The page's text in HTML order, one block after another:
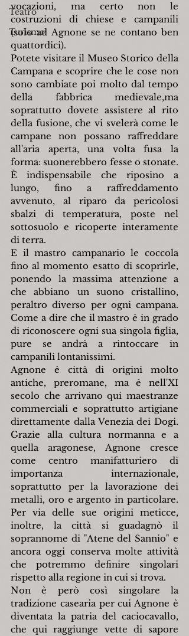
Teatro
Turismo
vocazioni, ma certo non le
costruzioni di chiese e campanili
(solo ad Agnone se ne contano ben
quattordici).
Potete visitare il Museo Storico della
Campana e scoprire che le cose non
sono cambiate poi molto dal tempo
della fabbrica medievale,ma
soprattutto dovete assistere al rito
della fusione, che vi svelerà come le
campane non possano raffreddare
all'aria aperta, una volta fusa la
forma: suonerebbero fesse o stonate.
È indispensabile che riposino a
lungo, fino a raffreddamento
avvenuto, al riparo da pericolosi
sbalzi di temperatura, poste nel
sottosuolo e ricoperte interamente
di terra.
E il mastro campanario le coccola
fino al momento esatto di scoprirle,
ponendo la massima attenzione a
che abbiano un suono cristallino,
peraltro diverso per ogni campana.
Come a dire che il mastro è in grado
di riconoscere ogni sua singola figlia,
pure se andrà a rintoccare in
campanili lontanissimi.
Agnone è città di origini molto
antiche, preromane, ma è nell'XI
secolo che arrivano qui maestranze
commerciali e soprattutto artigiane
direttamente dalla Venezia dei Dogi.
Grazie alla cultura normanna e a
quella aragonese, Agnone cresce
come centro manifatturiero di
importanza internazionale,
soprattutto per la lavorazione dei
metalli, oro e argento in particolare.
Per via delle sue origini meticce,
inoltre, la città si guadagnò il
soprannome di "Atene del Sannio" e
ancora oggi conserva molte attività
che potremmo definire singolari
rispetto alla regione in cui si trova.
Non è però così singolare la
tradizione casearia per cui Agnone è
diventata la patria del caciocavallo,
che qui raggiunge vette di sapore